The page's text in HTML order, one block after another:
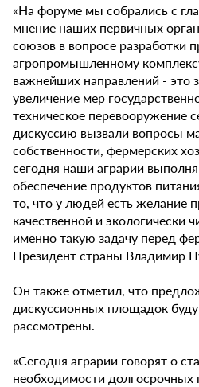
«На форуме мы собрались с
мнение наших первичных
союзов в вопросе разработки
агропромышленному
важнейших направлений - это
увеличение мер
техническое перевооружение
дискуссию вызвали вопросы
собственности, фермерских
сегодня наши аграрии
обеспечение продуктов
то, что у людей есть желание
качественной и экологически
именно такую задачу перед
Президент страны Владимир
Он также отметил, что
дискуссионных площадок
рассмотрены.
«Сегодня аграрии говорят о
необходимости